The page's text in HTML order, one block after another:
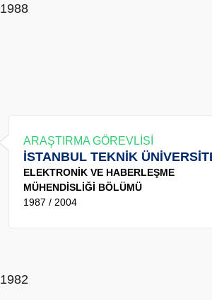
1988
ARAŞTIRMA GÖREVLİSİ
İSTANBUL TEKNİK
ELEKTRONİK VE HABERLEŞME
MÜHENDİSLİĞİ BÖLÜMÜ
1987 / 2004
1982